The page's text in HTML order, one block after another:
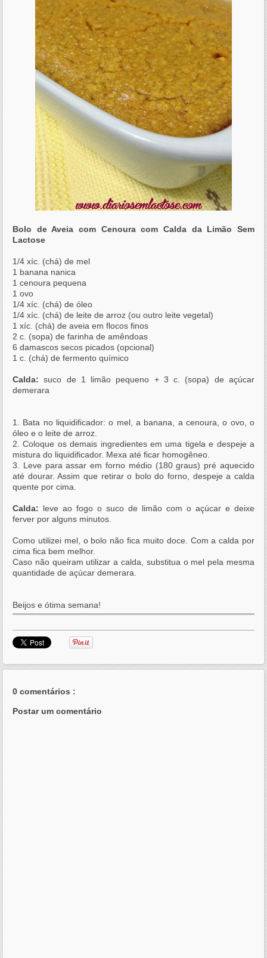
Bolo de Aveia com Cenoura com Calda da Limão Sem
Lactose
1/4 xíc. (chá) de mel
1 banana nanica
1 cenoura pequena
1 ovo
1/4 xíc. (chá) de óleo
1/4 xíc. (chá) de leite de arroz (ou outro leite vegetal)
1 xíc. (chá) de aveia em flocos finos
2 c. (sopa) de farinha de amêndoas
6 damascos secos picados (opcional)
1 c. (chá) de fermento químico
Calda: suco de 1 limão pequeno + 3 c. (sopa) de açúcar
demerara
1. Bata no liquidificador: o mel, a banana, a cenoura, o ovo, o
óleo e o leite de arroz.
2. Coloque os demais ingredientes em uma tigela e despeje a
mistura do liquidificador. Mexa até ficar homogêneo.
3. Leve para assar em forno médio (180 graus) pré aquecido
até dourar. Assim que retirar o bolo do forno, despeje a calda
quente por cima.
Calda: leve ao fogo o suco de limão com o açúcar e deixe
ferver por alguns minutos.
Como utilizei mel, o bolo não fica muito doce. Com a calda por
cima fica bem melhor.
Caso não queiram utilizar a calda, substitua o mel pela mesma
quantidade de açúcar demerara.
Beijos e ótima semana!
0 comentários :
Postar um comentário